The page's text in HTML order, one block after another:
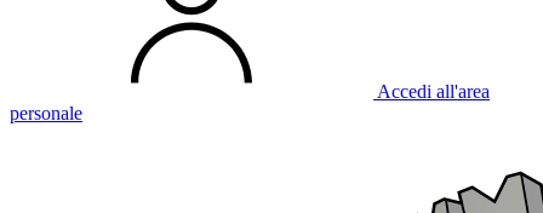
Accedi all'area
personale